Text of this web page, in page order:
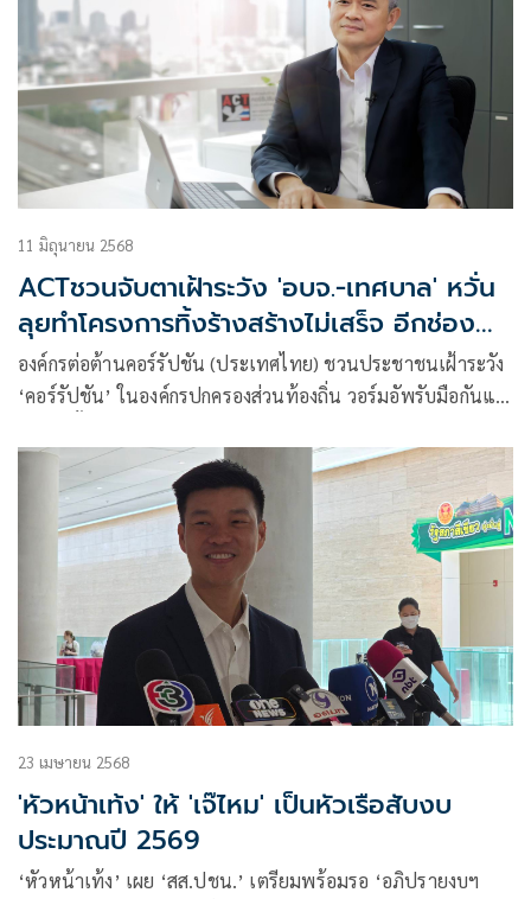
11 มิถุนายน 2568
ACTชวนจับตาเฝ้าระวัง 'อบจ.-เทศบาล' หวั่น
ลุยทำโครงการทิ้งร้างสร้างไม่เสร็จ อีกช่อง
ทางคอร์รัปชัน
องค์กรต่อต้านคอร์รัปชัน (ประเทศไทย) ชวนประชาชนเฝ้าระวัง
‘คอร์รัปชัน’ ในองค์กรปกครองส่วนท้องถิ่น วอร์มอัพรับมือกันแต่
กำลังเข้าสู่ช่วงบริหารงาน หวังจะเห็นโครงการรัฐทิ้งร้างสร้างไม่
เสร็จผลาญเงินภาษีประชาชนลดลง
23 เมษายน 2568
'หัวหน้าเท้ง' ให้ 'เจ๊ไหม' เป็นหัวเรือสับงบ
ประมาณปี 2569
‘หัวหน้าเท้ง’ เผย ‘สส.ปชน.’ เตรียมพร้อมรอ ‘อภิปรายงบฯ